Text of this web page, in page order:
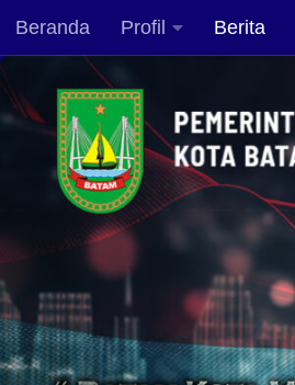
Skip to content
Beranda Profil Berita